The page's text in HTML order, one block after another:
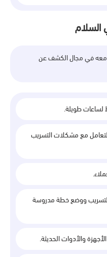
معه في مجال الكشف عن
طويلة.
مع مشكلات التسريب
ووضع خطة مدروسة
والأدوات الحديثة.